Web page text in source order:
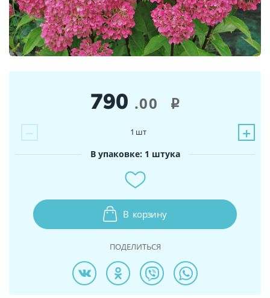
790 .00 i
− +
1 шт
В упаковке: 1 штука
В корзину
ПОДЕЛИТЬСЯ